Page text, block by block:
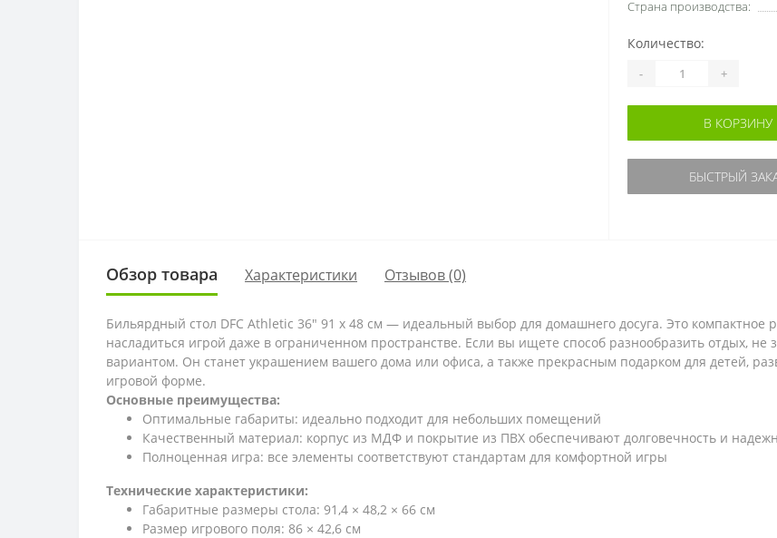
Страна производства:
Количество:
- +
В КОРЗИНУ
БЫСТРЫЙ
Обзор товара Характеристики Отзывов (0)
Бильярдный стол DFC Athletic 36" 91 х 48 см — идеальный выбор для домашнего досуга. Это компактное
насладиться игрой даже в ограниченном пространстве. Если вы ищете способ разнообразить отдых, не
вариантом. Он станет украшением вашего дома или офиса, а также прекрасным подарком для детей,
игровой форме.
Основные преимущества:
Оптимальные габариты: идеально подходит для небольших помещений
Качественный материал: корпус из МДФ и покрытие из ПВХ обеспечивают долговечность и
Полноценная игра: все элементы соответствуют стандартам для комфортной игры
Технические характеристики:
Габаритные размеры стола: 91,4 × 48,2 × 66 см
Размер игрового поля: 86 × 42,6 см